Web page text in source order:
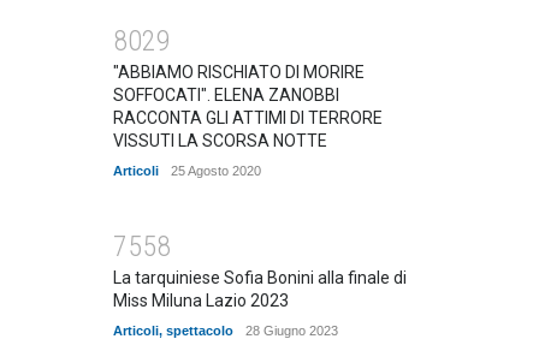
8029
"ABBIAMO RISCHIATO DI MORIRE
SOFFOCATI". ELENA ZANOBBI
RACCONTA GLI ATTIMI DI TERRORE
VISSUTI LA SCORSA NOTTE
Articoli 25 Agosto 2020
7558
La tarquiniese Sofia Bonini alla finale di
Miss Miluna Lazio 2023
Articoli, spettacolo 28 Giugno 2023